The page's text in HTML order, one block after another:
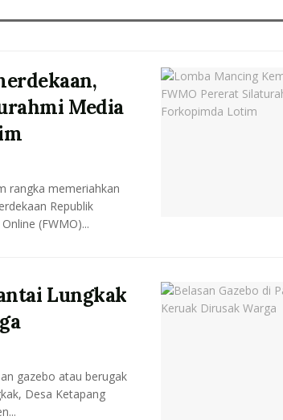
Media
rangka memeriahkan
Republik
(FWMO)...
Lungkak
gazebo atau berugak
Desa Ketapang